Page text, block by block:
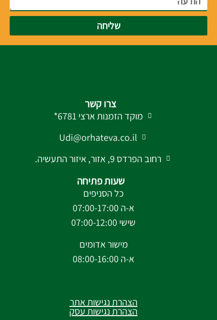
שליחה
צרו קשר
מוקד הזמנות ארצי 6781*
Udi@orhateva.co.il
רחוב הפרדס 9, אזור, איזור התעשיה.
שעות פתיחה
כל הסניפים
א-ה 07:00-17:00
שישי 07:00-12:00
מישור אדומים
א-ה 08:00-16:00
הצהרת נגישות אתר
הצהרת נגישות עסק